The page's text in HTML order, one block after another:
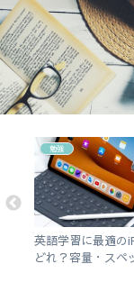
勉強
英語学習に最適の
どれ？容量・スペ